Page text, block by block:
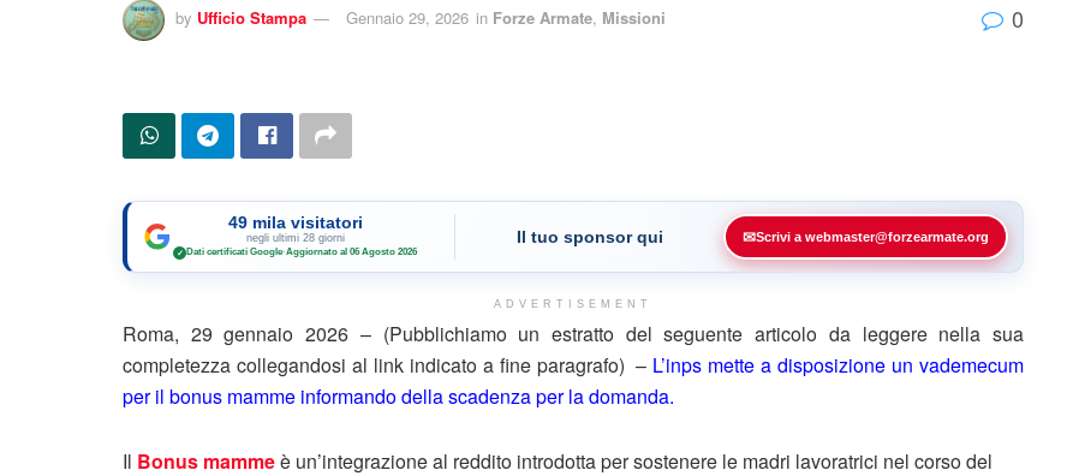
by Ufficio Stampa Gennaio 29, 2026 in Forze Armate, Missioni 0
49 mila visitatori
negli ultimi 28 giorni
✓ Dati certificati Google·Aggiornato al 06 Agosto 2026
Il tuo sponsor qui ✉Scrivi a webmaster@forzearmate.org
ADVERTISEMENT
Roma, 29 gennaio 2026 – (Pubblichiamo un estratto del seguente articolo da leggere nella sua
completezza collegandosi al link indicato a fine paragrafo) – L’inps mette a disposizione un vademecum
per il bonus mamme informando della scadenza per la domanda.
Il Bonus mammeè un’integrazione al reddito introdotta per sostenere le madri lavoratrici nel corso del